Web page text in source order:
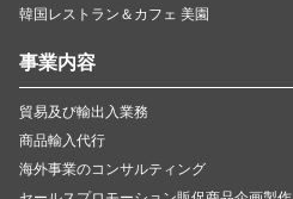
韓国レストラン＆カフェ 美園
事業内容
貿易及び輸出入業務
商品輸入代行
海外事業のコンサルティング